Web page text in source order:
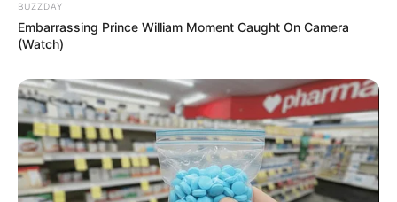
BUZZDAY
Embarrassing Prince William Moment Caught On Camera
(Watch)